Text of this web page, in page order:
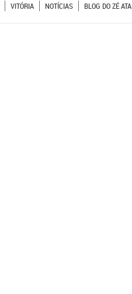
VITÓRIA NOTÍCIAS BLOG DO ZÉ